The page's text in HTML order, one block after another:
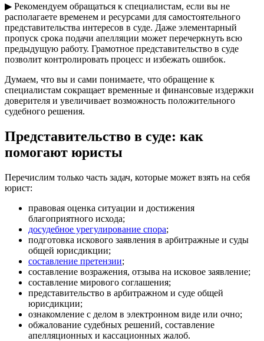
▶ Рекомендуем обращаться к специалистам, если вы не
располагаете временем и ресурсами для самостоятельного
представительства интересов в суде. Даже элементарный
пропуск срока подачи апелляции может перечеркнуть всю
предыдущую работу. Грамотное представительство в суде
позволит контролировать процесс и избежать ошибок.
Думаем, что вы и сами понимаете, что обращение к
специалистам сокращает временные и финансовые издержки
доверителя и увеличивает возможность положительного
судебного решения.
Представительство в суде: как
помогают юристы
Перечислим только часть задач, которые может взять на себя
юрист:
правовая оценка ситуации и достижения
благоприятного исхода;
досудебное урегулирование спора;
подготовка искового заявления в арбитражные и суды
общей юрисдикции;
составление претензии;
составление возражения, отзыва на исковое заявление;
составление мирового соглашения;
представительство в арбитражном и суде общей
юрисдикции;
ознакомление с делом в электронном виде или очно;
обжалование судебных решений, составление
апелляционных и кассационных жалоб.